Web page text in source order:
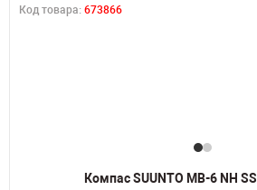
Код товара: 673866
Компас SUUNTO MB-6 NH